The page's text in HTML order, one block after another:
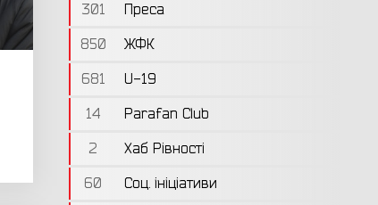
301
Преса
850
ЖФК
681
U-19
14
Parafan Club
2
Хаб Рівності
60
Соц. ініціативи